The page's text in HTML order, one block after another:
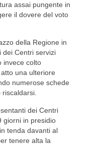
assai pungente in
il dovere del voto
della Regione in
dei Centri servizi
invece colto
una ulteriore
numerose schede
dei Centri
giorni in presidio
tenda davanti al
tenere alta la